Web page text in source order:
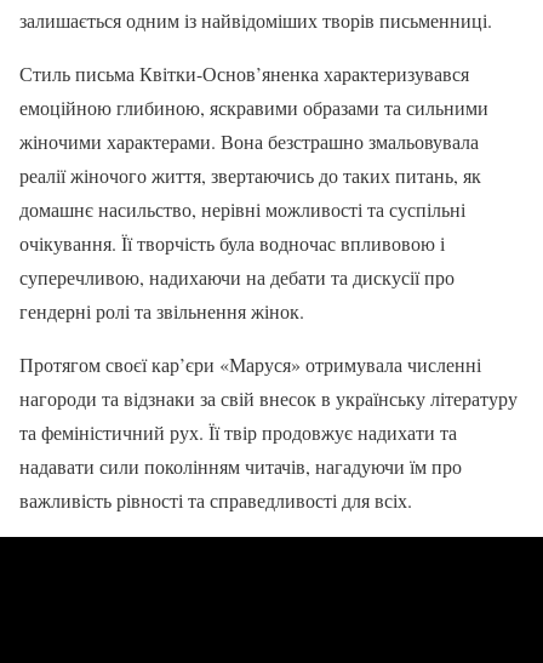
залишається одним із найвідоміших творів письменниці.
Стиль письма Квітки-Основ’яненка характеризувався
емоційною глибиною, яскравими образами та сильними
жіночими характерами. Вона безстрашно змальовувала
реалії жіночого життя, звертаючись до таких питань, як
домашнє насильство, нерівні можливості та суспільні
очікування. Її творчість була водночас впливовою і
суперечливою, надихаючи на дебати та дискусії про
гендерні ролі та звільнення жінок.
Протягом своєї кар’єри «Маруся» отримувала численні
нагороди та відзнаки за свій внесок в українську літературу
та феміністичний рух. Її твір продовжує надихати та
надавати сили поколінням читачів, нагадуючи їм про
важливість рівності та справедливості для всіх.